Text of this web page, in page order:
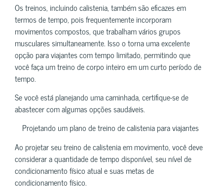
Os treinos, incluindo calistenia, também são eficazes em
termos de tempo, pois frequentemente incorporam
movimentos compostos, que trabalham vários grupos
musculares simultaneamente. Isso o torna uma excelente
opção para viajantes com tempo limitado, permitindo que
você faça um treino de corpo inteiro em um curto período de
tempo.
Se você está planejando uma caminhada, certifique-se de
abastecer com algumas opções saudáveis.
Projetando um plano de treino de calistenia para viajantes
Ao projetar seu treino de calistenia em movimento, você deve
considerar a quantidade de tempo disponível, seu nível de
condicionamento físico atual e suas metas de
condicionamento físico.